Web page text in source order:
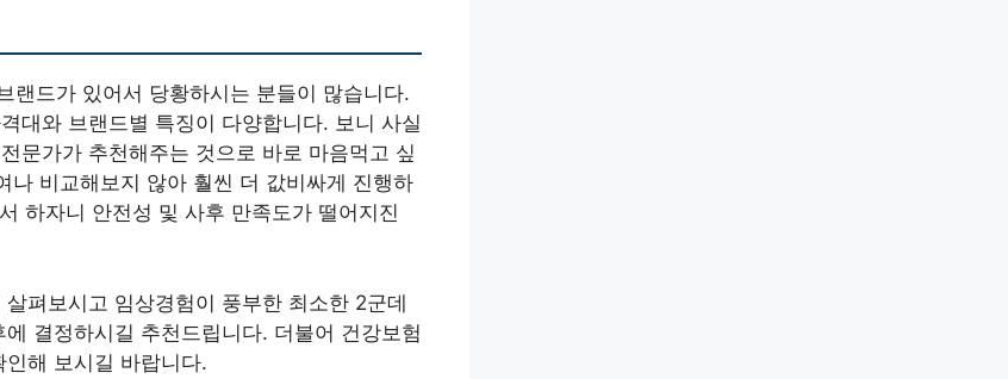
랜드가 있어서 당황하시는 분들이 많습니다.
대와 브랜드별 특징이 다양합니다. 보니 사실
문가가 추천해주는 것으로 바로 마음먹고 싶
비교해보지 않아 훨씬 더 값비싸게 진행하
하자니 안전성 및 사후 만족도가 떨어지진
펴보시고 임상경험이 풍부한 최소한 2군데
결정하시길 추천드립니다. 더불어 건강보험
해 보시길 바랍니다.